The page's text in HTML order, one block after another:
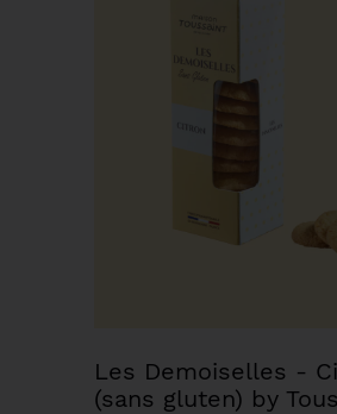
Les Demoiselles -
(sans gluten) by